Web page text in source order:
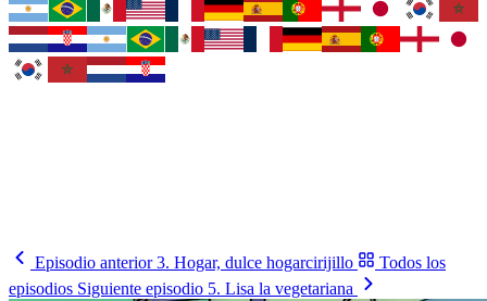
Episodio anterior3. Hogar, dulce hogarcirijillo
Todos los
episodios Siguiente episodio 5. Lisa la vegetariana